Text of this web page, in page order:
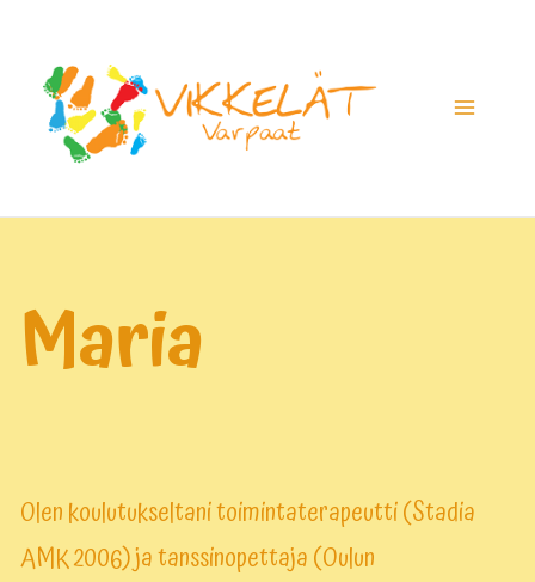
sisältöön
Maria
Olen koulutukseltani toimintaterapeutti (Stadia
AMK 2006) ja tanssinopettaja (Oulun